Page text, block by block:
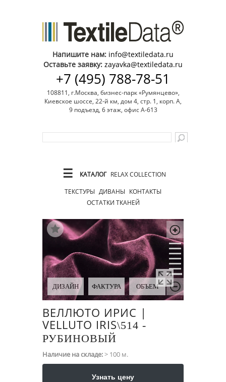
Напишите нам: info@textiledata.ru
Оставьте заявку: zayavka@textiledata.ru
+7 (495) 788-78-51
108811, г.Москва, бизнес-парк «Румянцево»,
Киевское шоссе, 22-й км, дом 4, стр. 1, корп. А,
9 подъезд, 6 этаж, офис А-613
☰ КАТАЛОГ RELAX COLLECTION
ТЕКСТУРЫ ДИВАНЫ КОНТАКТЫ
ОСТАТКИ ТКАНЕЙ
ДИЗАЙН ФАКТУРА ОБЪЕМ
ВЕЛЛЮТО ИРИС |
VELLUTO IRIS\​514 -
РУБИНОВЫЙ
Наличие на складе:> 100 м.
Узнать цену